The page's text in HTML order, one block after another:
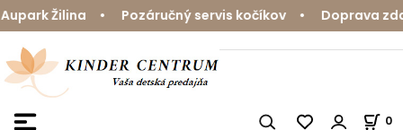
Žilina • Pozáručný servis kočíkov • Doprava
0